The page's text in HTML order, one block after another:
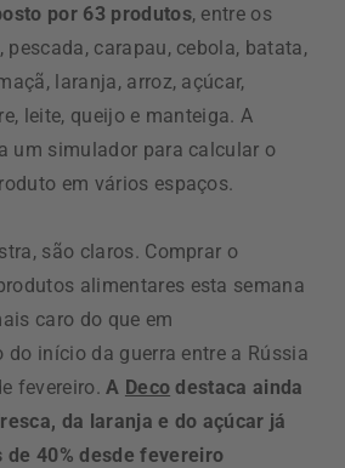
por 63 produtos, entre os
pescada, carapau, cebola, batata,
laranja, arroz, açúcar,
leite, queijo e manteiga. A
um simulador para calcular o
em vários espaços.
são claros. Comprar o
alimentares esta semana
caro do que em
do início da guerra entre a Rússia
fevereiro.A Deco destaca ainda
da laranja e do açúcar já
40% desde fevereiro